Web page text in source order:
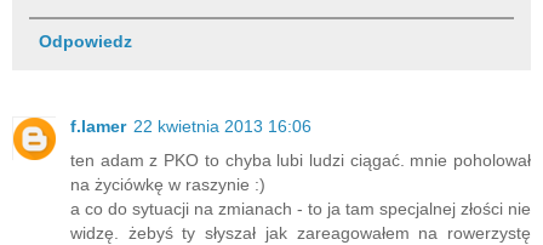
Odpowiedz
f.lamer 22 kwietnia 2013 16:06
ten adam z PKO to chyba lubi ludzi ciągać. mnie poholował
na życiówkę w raszynie :)
a co do sytuacji na zmianach - to ja tam specjalnej złości nie
widzę. żebyś ty słyszał jak zareagowałem na rowerzystę